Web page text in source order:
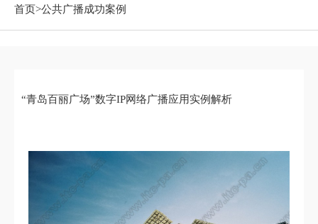
首页>公共广播成功案例
“青岛百丽广场”数字IP网络广播应用实例解析